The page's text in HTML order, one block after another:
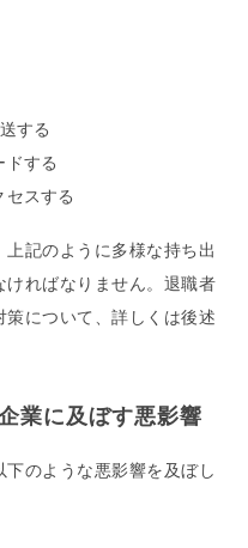
する
ドする
セスする
記のように多様な持ち出
ければなりません。退職者
について、詳しくは後述
業に及ぼす悪影響
のような悪影響を及ぼし